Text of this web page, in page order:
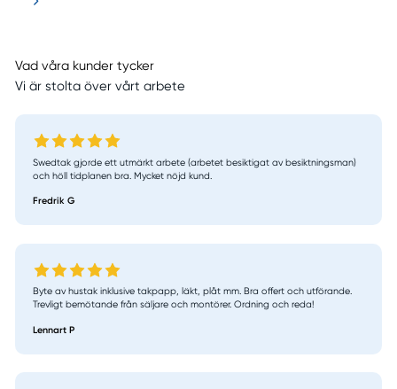
Vad våra kunder tycker
Vi är stolta över vårt arbete
Swedtak gjorde ett utmärkt arbete (arbetet besiktigat av besiktningsman)
och höll tidplanen bra. Mycket nöjd kund.
Fredrik G
Byte av hustak inklusive takpapp, läkt, plåt mm. Bra offert och utförande.
Trevligt bemötande från säljare och montörer. Ordning och reda!
Lennart P